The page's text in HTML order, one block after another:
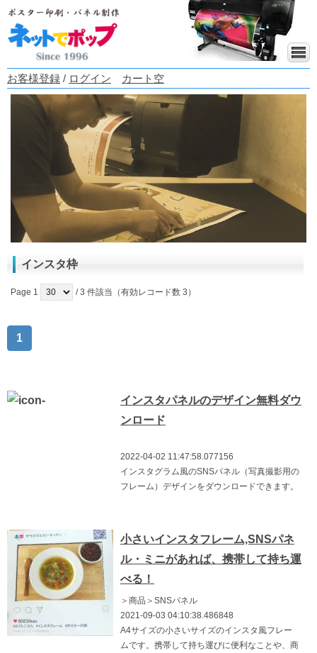
お客様登録 / ログイン カート空
インスタ枠
Page 1 / 3 件該当（有効レコード数 3）
1
インスタパネルのデザイン無料ダウ
ンロード
2022-04-02 11:47:58.077156
インスタグラム風のSNSパネル（写真撮影用の
フレーム）デザインをダウンロードできます。
小さいインスタフレーム,SNSパネ
ル・ミニがあれば、携帯して持ち運
べる！
＞商品＞SNSパネル
2021-09-03 04:10:38.486848
A4サイズの小さいサイズのインスタ風フレー
ムです。携帯して持ち運びに便利なことや、商